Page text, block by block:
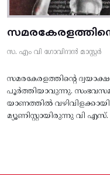
സ. എം വി ഗോവിന്ദൻ മാസ്റ്റർ
സമരകേരളത്തിൻ്റെ
പൂർത്തിയാവുന്നു.
യാണത്തിൽ
മ്യൂണിസ്റ്റായിരുന്നു വി എസ്.